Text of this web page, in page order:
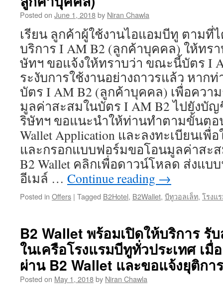
Posted on June 1, 2018by Niran Chawla
เรียน ลูกค้าผู้ใช้งานไอแอมบีทู ตามที่
บริการ I AM B2 (ลูกค้าบุคคล) ให้ทร
ษัทฯ ขอแจ้งให้ทราบว่า ขณะนี้บัตร I
ระงับการใช้งานอย่างถาวรแล้ว หาก
บัตร I AM B2 (ลูกค้าบุคคล) เพื่อควา
มูลค่าสะสมในบัตร I AM B2 ไปยังบัญ
ริษัทฯ ขอแนะนำให้ท่านทำตามขั้นตอ
Wallet Application และลงทะเบียนเพื่
และกรอกแบบฟอร์มขอโอนมูลค่าสะ
B2 Wallet คลิกเพื่อดาวน์โหลด ส่งแบ
อีเมล์ … Continue reading →
Posted in Offers | Tagged B2Hotel, B2Wallet, บีทูวอลเล็ท, โรงแ
B2 Wallet พร้อมเปิดให้บริการ รั
ในเครือโรงแรมบีทูทั่วประเทศ เมื่
ผ่าน B2 Wallet และขอแจ้งยุติกา
Posted on May 1, 2018by Niran Chawla